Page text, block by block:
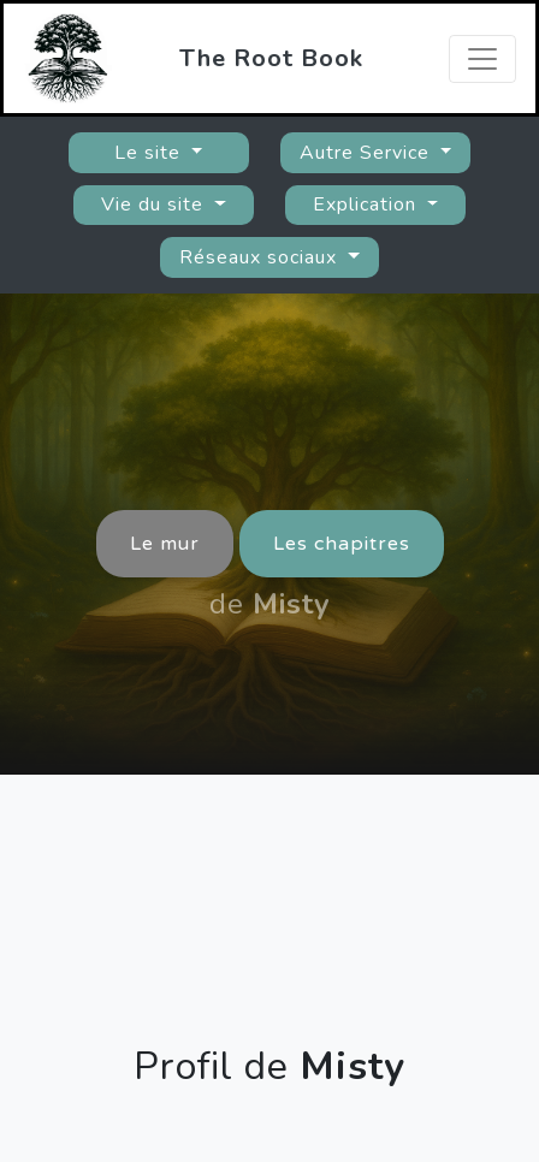
The Root Book
Le site
Autre Service
Vie du site
Explication
Réseaux sociaux
Le mur Les chapitres
deMisty
Profil de Misty